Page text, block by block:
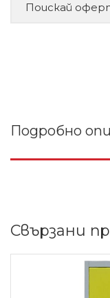
Поискай
Подробно
Свързани